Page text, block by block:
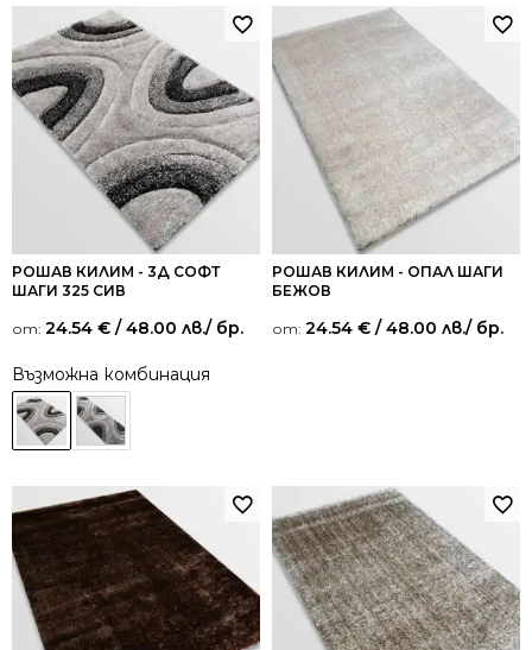
РОШАВ КИЛИМ - 3Д СОФТ
ШАГИ 325 СИВ
от: 24.54 € / 48.00 лв./ бр.
Възможна комбинация
РОШАВ КИЛИМ - ОПАЛ ШАГИ
БЕЖОВ
от: 24.54 € / 48.00 лв./ бр.